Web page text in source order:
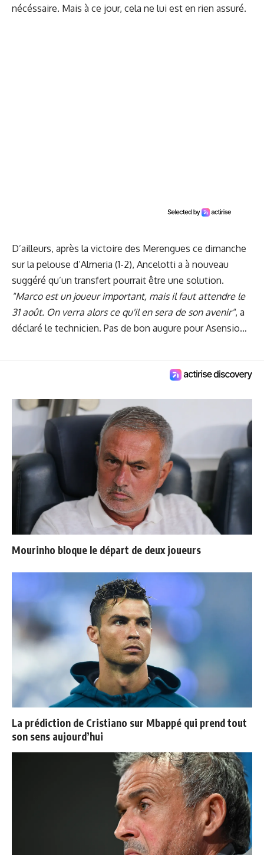
nécéssaire. Mais à ce jour, cela ne lui est en rien assuré.
D’ailleurs, après la victoire des Merengues ce dimanche
sur la pelouse d’Almeria (1-2), Ancelotti a à nouveau
suggéré qu’un transfert pourrait être une solution.
"Marco est un joueur important, mais il faut attendre le
31 août. On verra alors ce qu'il en sera de son avenir", a
déclaré le technicien. Pas de bon augure pour Asensio…
Mourinho bloque le départ de deux joueurs
La prédiction de Cristiano sur Mbappé qui prend tout
son sens aujourd’hui